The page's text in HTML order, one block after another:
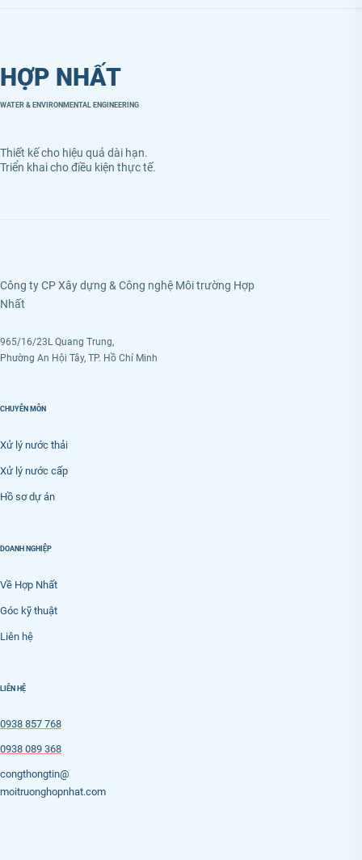
HỢP NHẤT
WATER & ENVIRONMENTAL ENGINEERING
Thiết kế cho hiệu quả dài hạn.
Triển khai cho điều kiện thực tế.
Công ty CP Xây dựng & Công nghệ Môi trường Hợp
Nhất
965/16/23L Quang Trung,
Phường An Hội Tây, TP. Hồ Chí Minh
CHUYÊN MÔN
Xử lý nước thải
Xử lý nước cấp
Hồ sơ dự án
DOANH NGHIỆP
Về Hợp Nhất
Góc kỹ thuật
Liên hệ
LIÊN HỆ
0938 857 768
0938 089 368
congthongtin@
moitruonghopnhat.com